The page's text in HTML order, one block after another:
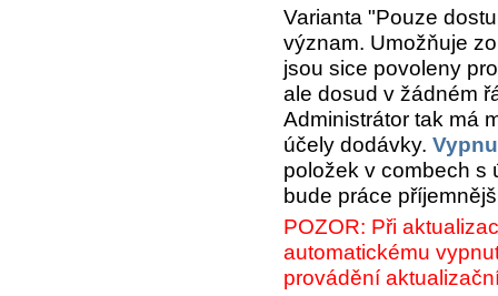
Varianta "Pouze
význam. Umožňuje
jsou sice povoleny
ale dosud v žádném
Administrátor tak má
účely dodávky.
položek v combech s
bude práce
POZOR: Při
automatickému
provádění